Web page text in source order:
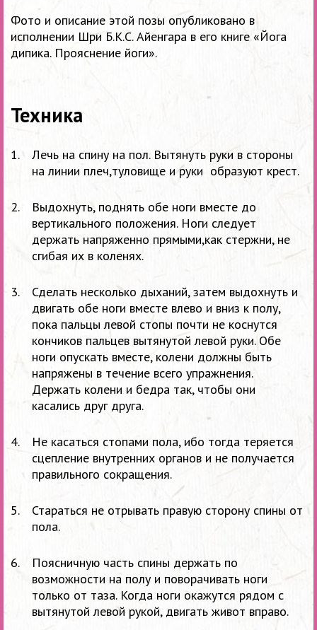
Фото и описание этой позы опубликовано в
исполнении Шри Б.К.С. Айенгара в его книге «Йога
дипика. Прояснение йоги».
Техника
Лечь на спину на пол. Вытянуть руки в стороны
на линии плеч,туловище и руки образуют крест.
Выдохнуть, поднять обе ноги вместе до
вертикального положения. Ноги следует
держать напряженно прямыми,как стержни, не
сгибая их в коленях.
Сделать несколько дыханий, затем выдохнуть и
двигать обе ноги вместе влево и вниз к полу,
пока пальцы левой стопы почти не коснутся
кончиков пальцев вытянутой левой руки. Обе
ноги опускать вместе, колени должны быть
напряжены в течение всего упражнения.
Держать колени и бедра так, чтобы они
касались друг друга.
Не касаться стопами пола, ибо тогда теряется
сцепление внутренних органов и не получается
правильного сокращения.
Стараться не отрывать правую сторону спины от
пола.
Поясничную часть спины держать по
возможности на полу и поворачивать ноги
только от таза. Когда ноги окажутся рядом с
вытянутой левой рукой, двигать живот вправо.